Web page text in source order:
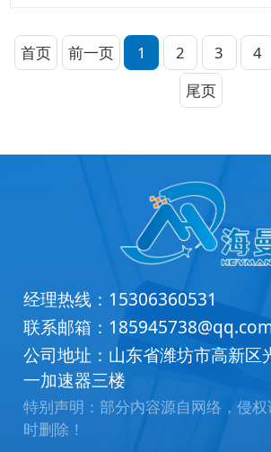
首页 前一页 1 2 3 4
尾页
经理热线： 15306360531
联系邮箱：
公司地址：山东省潍坊市高新区
一加速器三楼
特别声明：部分内容源自网络，侵
时删除！